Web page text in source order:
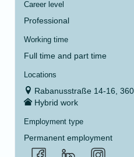
Career level
Professional
Working time
Full time and part time
Locations
Rabanusstraße 14-16,
Hybrid work
Employment type
Permanent employment